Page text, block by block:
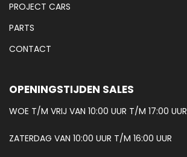
PROJECT CARS
PARTS
CONTACT
OPENINGSTIJDEN SALES
WOE T/M VRIJ VAN 10:00 UUR T/M 17:00 UUR
ZATERDAG VAN 10:00 UUR T/M 16:00 UUR